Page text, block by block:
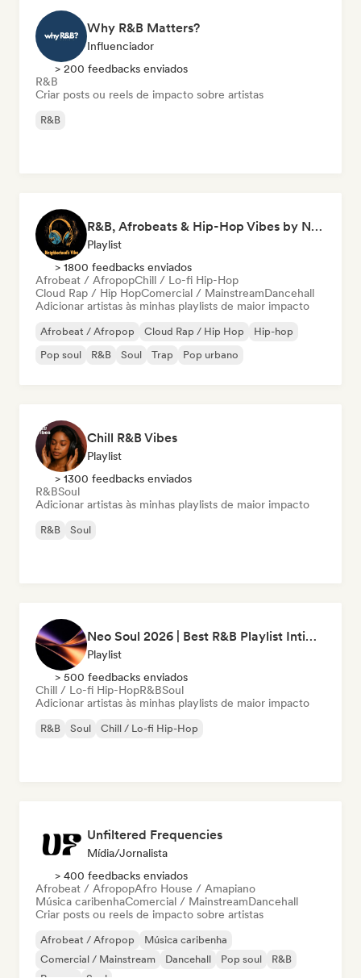
Why R&B Matters?
Influenciador
> 200 feedbacks enviados
R&B
Criar posts ou reels de impacto sobre artistas
R&B
R&B, Afrobeats & Hip-Hop Vibes by Neighborhood's Vibe
Playlist
> 1800 feedbacks enviados
Afrobeat / AfropopChill / Lo-fi Hip-Hop
Cloud Rap / Hip HopComercial / MainstreamDancehall
Adicionar artistas às minhas playlists de maior impacto
Afrobeat / Afropop Cloud Rap / Hip Hop
Hip-hop
Pop soul
R&B Soul Trap Pop urbano
Chill R&B Vibes
Playlist
> 1300 feedbacks enviados
R&BSoul
Adicionar artistas às minhas playlists de maior impacto
R&B Soul
Neo Soul 2026 | Best R&B Playlist Intimate & Sexy
Playlist
> 500 feedbacks enviados
Chill / Lo-fi Hip-HopR&BSoul
Adicionar artistas às minhas playlists de maior impacto
R&B Soul Chill / Lo-fi Hip-Hop
Unfiltered Frequencies
Mídia/Jornalista
> 400 feedbacks enviados
Afrobeat / AfropopAfro House / Amapiano
Música caribenhaComercial / MainstreamDancehall
Criar posts ou reels de impacto sobre artistas
Afrobeat / Afropop
Música caribenha
Comercial / Mainstream
Dancehall Pop soul
R&B